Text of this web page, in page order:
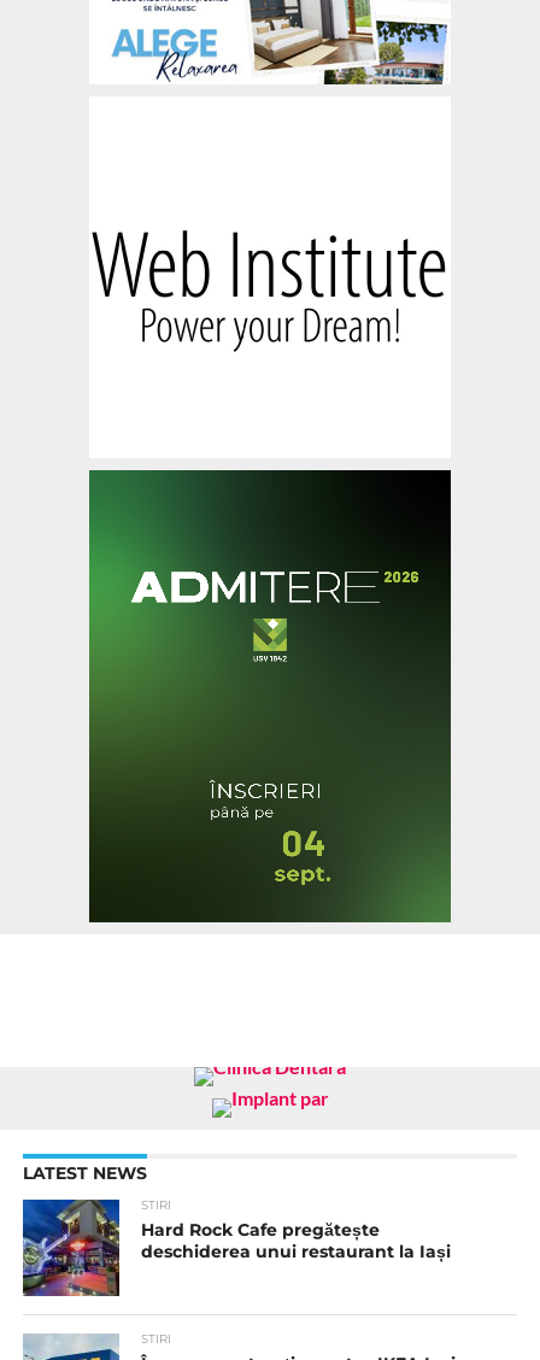
LATEST NEWS
STIRI
Hard Rock Cafe pregătește
deschiderea unui restaurant la Iași
STIRI